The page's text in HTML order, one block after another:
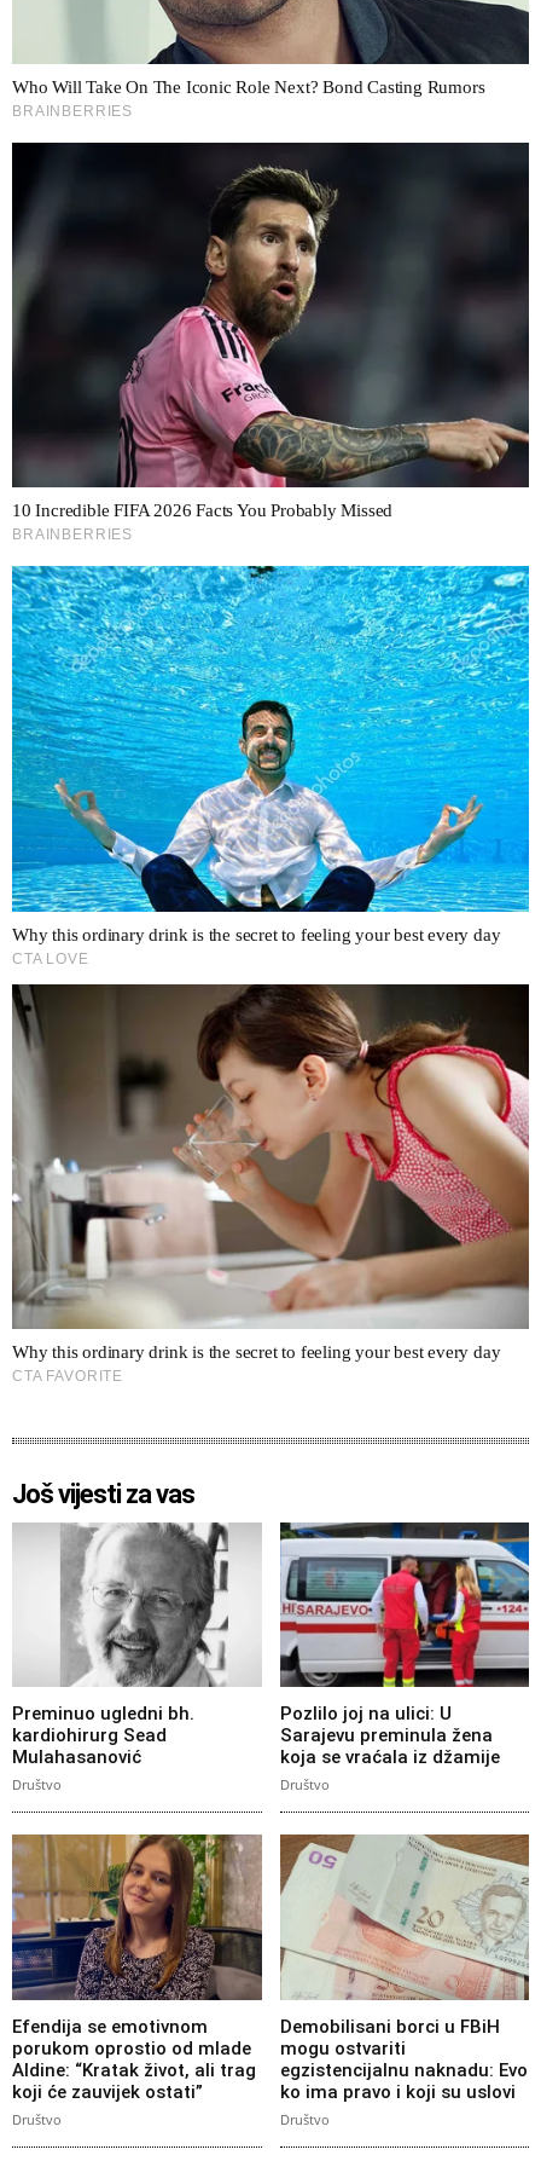
Još vijesti za vas
Preminuo ugledni bh.
kardiohirurg Sead
Mulahasanović
Društvo
Pozlilo joj na ulici: U
Sarajevu preminula žena
koja se vraćala iz džamije
Društvo
Efendija se emotivnom
porukom oprostio od mlade
Aldine: “Kratak život, ali trag
koji će zauvijek ostati”
Društvo
Demobilisani borci u FBiH
mogu ostvariti
egzistencijalnu naknadu: Evo
ko ima pravo i koji su uslovi
Društvo